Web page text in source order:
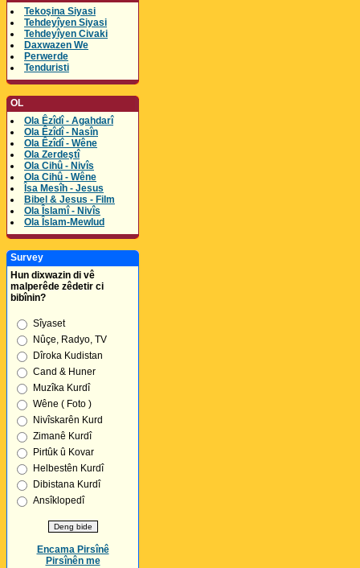
Tekoşina Siyasi
Tehdeyîyen Siyasi
Tehdeyîyen Civaki
Daxwazen We
Perwerde
Tenduristi
OL
Ola Êzîdî - Agahdarî
Ola Êzîdî - Nasîn
Ola Êzîdî - Wêne
Ola Zerdeştî
Ola Cihû - Nivîs
Ola Cihû - Wêne
Îsa Mesîh - Jesus
Bibel & Jesus - Film
Ola Îslamî - Nivîs
Ola Îslam-Mewlud
Survey
Hun dixwazin di vê
malperêde zêdetir ci
bibînin?
Sîyaset
Nûçe, Radyo, TV
Dîroka Kudistan
Cand & Huner
Muzîka Kurdî
Wêne ( Foto )
Nivîskarên Kurd
Zimanê Kurdî
Pirtûk û Kovar
Helbestên Kurdî
Dibistana Kurdî
Ansîklopedî
Encama Pirsînê
Pirsînên me